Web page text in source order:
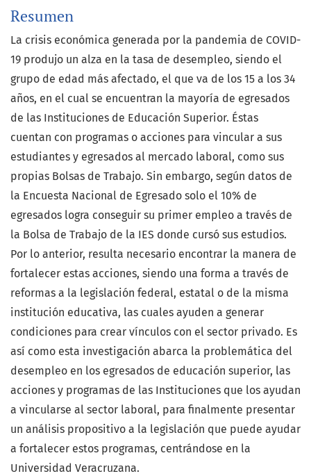
Resumen
La crisis económica generada por la pandemia de COVID-
19 produjo un alza en la tasa de desempleo, siendo el
grupo de edad más afectado, el que va de los 15 a los 34
años, en el cual se encuentran la mayoría de egresados
de las Instituciones de Educación Superior. Éstas
cuentan con programas o acciones para vincular a sus
estudiantes y egresados al mercado laboral, como sus
propias Bolsas de Trabajo. Sin embargo, según datos de
la Encuesta Nacional de Egresado solo el 10% de
egresados logra conseguir su primer empleo a través de
la Bolsa de Trabajo de la IES donde cursó sus estudios.
Por lo anterior, resulta necesario encontrar la manera de
fortalecer estas acciones, siendo una forma a través de
reformas a la legislación federal, estatal o de la misma
institución educativa, las cuales ayuden a generar
condiciones para crear vínculos con el sector privado. Es
así como esta investigación abarca la problemática del
desempleo en los egresados de educación superior, las
acciones y programas de las Instituciones que los ayudan
a vincularse al sector laboral, para finalmente presentar
un análisis propositivo a la legislación que puede ayudar
a fortalecer estos programas, centrándose en la
Universidad Veracruzana.